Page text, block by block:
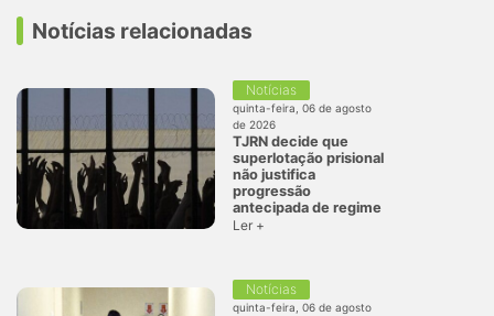
Notícias relacionadas
Notícias
quinta-feira, 06 de agosto
de 2026
TJRN decide que
superlotação prisional
não justifica
progressão
antecipada de regime
Ler +
Notícias
quinta-feira, 06 de agosto